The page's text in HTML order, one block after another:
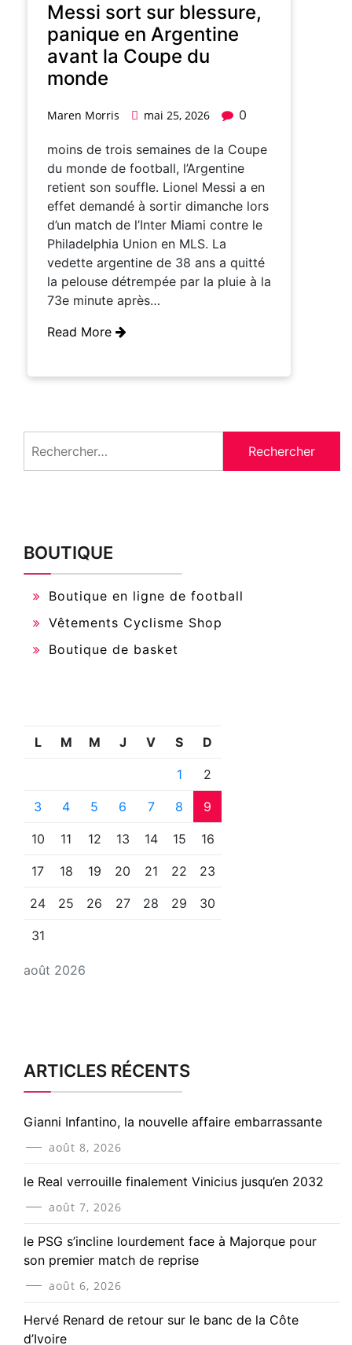
Messi sort sur blessure,
panique en Argentine
avant la Coupe du
monde
Maren Morris mai 25, 2026 0
moins de trois semaines de la Coupe
du monde de football, l’Argentine
retient son souffle. Lionel Messi a en
effet demandé à sortir dimanche lors
d’un match de l’Inter Miami contre le
Philadelphia Union en MLS. La
vedette argentine de 38 ans a quitté
la pelouse détrempée par la pluie à la
73e minute après…
Read More
BOUTIQUE
Boutique en ligne de football
Vêtements Cyclisme Shop
Boutique de basket
août 2026
L M M J V S D
1 2
3 4 5 6 7 8 9
10 11 12 13 14 15 16
17 18 19 20 21 22 23
24 25 26 27 28 29 30
31
ARTICLES RÉCENTS
Gianni Infantino, la nouvelle affaire embarrassante
août 8, 2026
le Real verrouille finalement Vinicius jusqu’en 2032
août 7, 2026
le PSG s’incline lourdement face à Majorque pour
son premier match de reprise
août 6, 2026
Hervé Renard de retour sur le banc de la Côte
d’Ivoire